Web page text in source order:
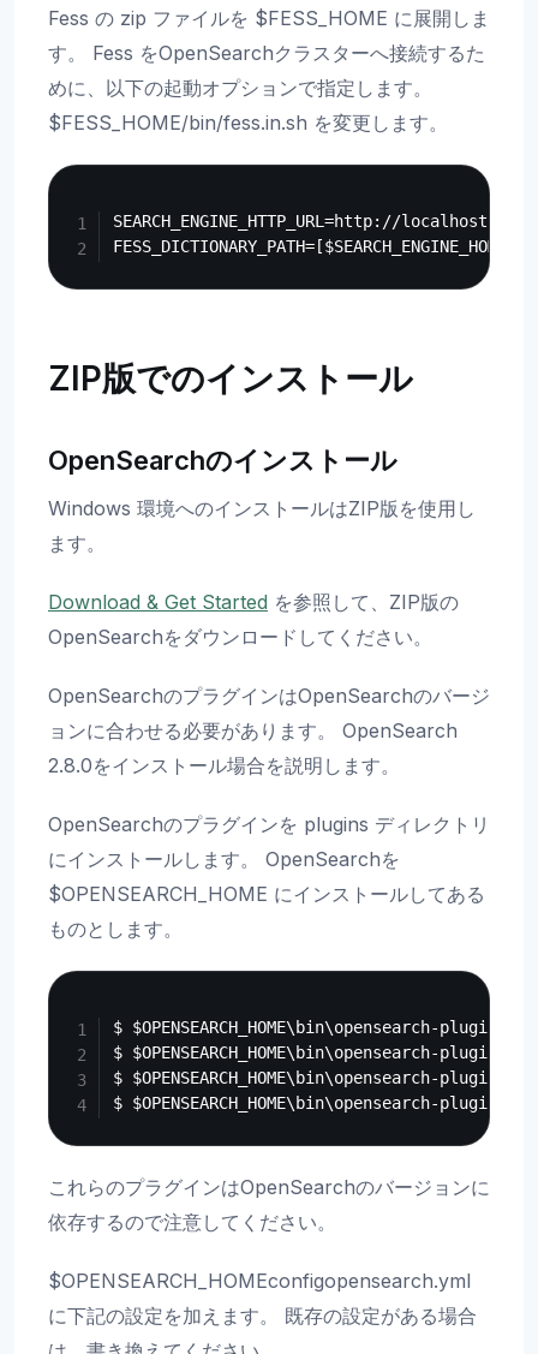
Fess の zip ファイルを $FESS_HOME に展開しま
す。 Fess をOpenSearchクラスターへ接続するた
めに、以下の起動オプションで指定します。
$FESS_HOME/bin/fess.in.sh を変更します。
SEARCH_ENGINE_HTTP_URL=http://localhost:9200
ZIP版でのインストール
OpenSearchのインストール
Windows 環境へのインストールはZIP版を使用し
ます。
Download & Get Started を参照して、ZIP版の
OpenSearchをダウンロードしてください。
OpenSearchのプラグインはOpenSearchのバージ
ョンに合わせる必要があります。 OpenSearch
2.8.0をインストール場合を説明します。
OpenSearchのプラグインを plugins ディレクトリ
にインストールします。 OpenSearchを
$OPENSEARCH_HOME にインストールしてある
ものとします。
$ $OPENSEARCH_HOME\bin\opensearch-
$ $OPENSEARCH_HOME\bin\opensearch-
$ $OPENSEARCH_HOME\bin\opensearch-
これらのプラグインはOpenSearchのバージョンに
依存するので注意してください。
$OPENSEARCH_HOMEconfigopensearch.yml
に下記の設定を加えます。 既存の設定がある場合